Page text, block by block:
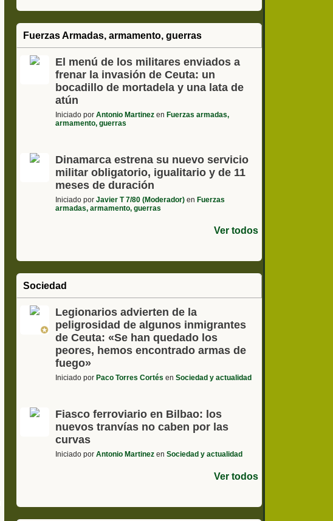
Fuerzas Armadas, armamento, guerras
El menú de los militares enviados a
frenar la invasión de Ceuta: un
bocadillo de mortadela y una lata de
atún
Iniciado porAntonio Martinez en Fuerzas armadas,
armamento, guerras
Dinamarca estrena su nuevo servicio
militar obligatorio, igualitario y de 11
meses de duración
Iniciado porJavier T 7/80 (Moderador) en Fuerzas
armadas, armamento, guerras
Ver todos
Sociedad
Legionarios advierten de la
peligrosidad de algunos inmigrantes
de Ceuta: «Se han quedado los
peores, hemos encontrado armas de
fuego»
Iniciado por Paco Torres Cortés enSociedad y actualidad
Fiasco ferroviario en Bilbao: los
nuevos tranvías no caben por las
curvas
Iniciado porAntonio Martinez enSociedad y actualidad
Ver todos